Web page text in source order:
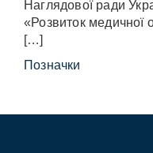
Наглядової ради
«Розвиток медичної
[…]
Позначки